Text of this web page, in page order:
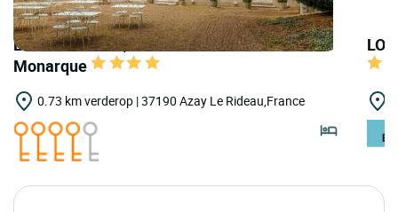
LOGIS HOTELS | Teritoria Hôtel le Grand
Monarque
0.73 km verderop | 37190 Azay Le Rideau,France